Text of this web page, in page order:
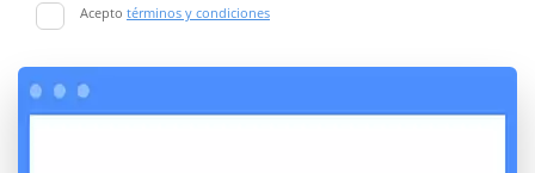
Acepto términos y condiciones